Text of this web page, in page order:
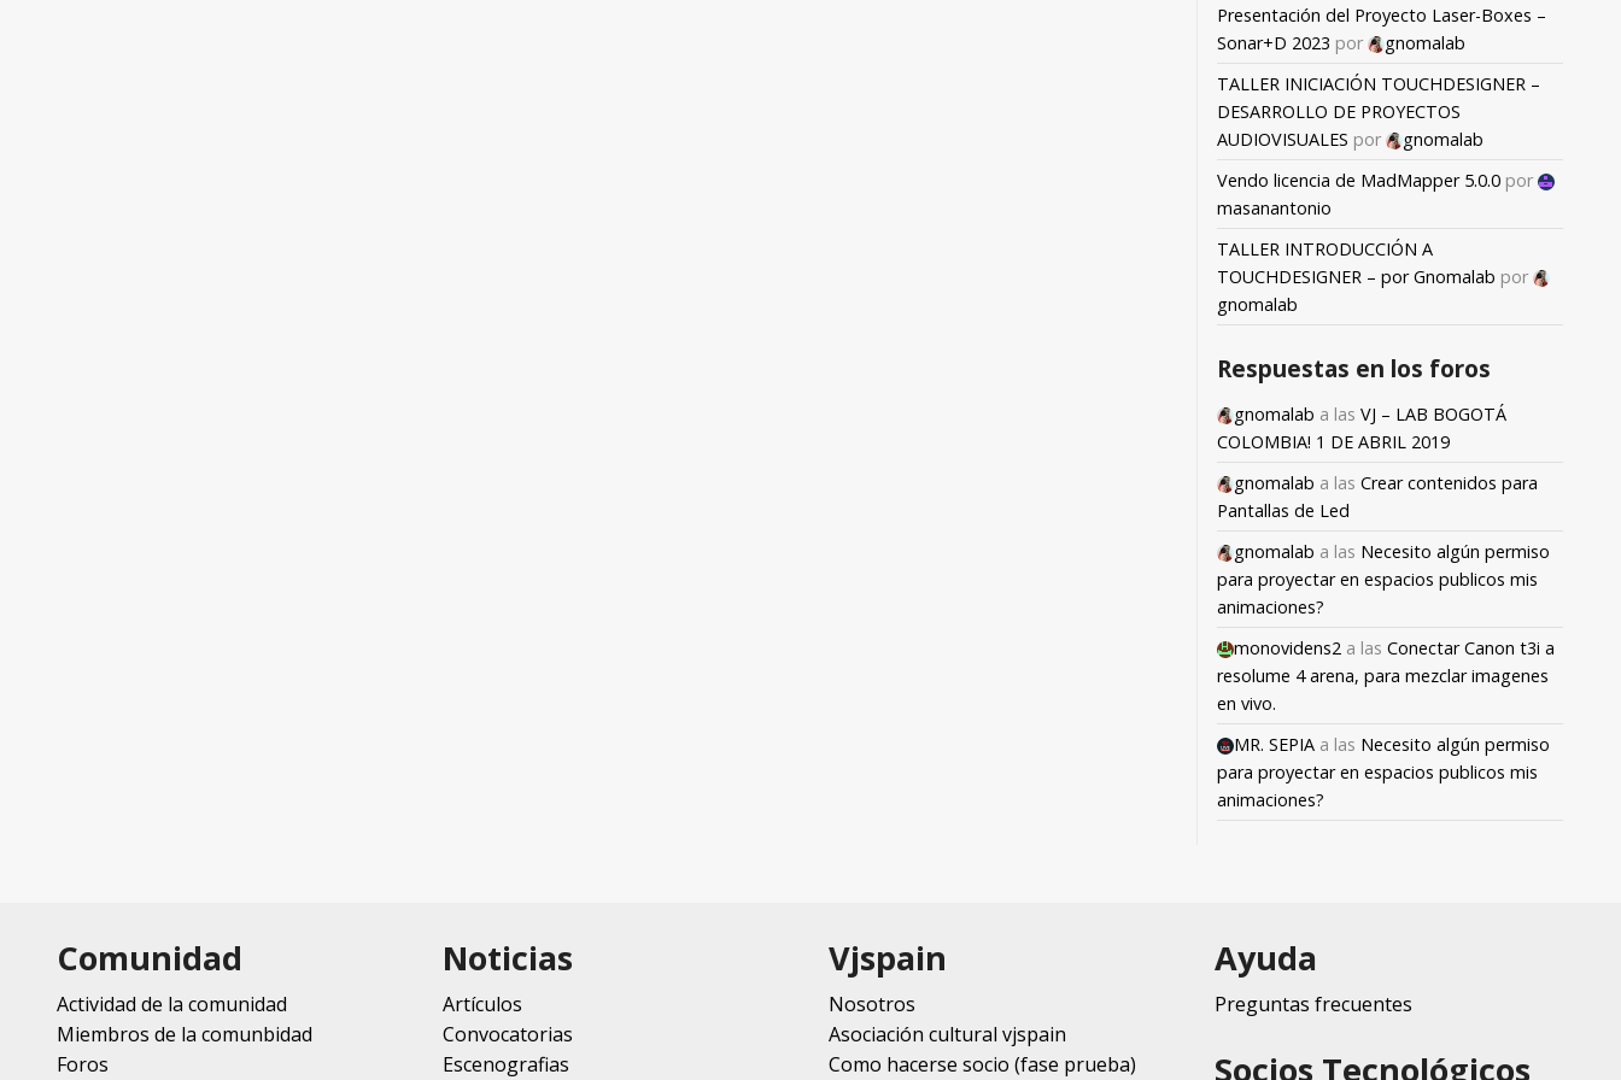
Presentación del Proyecto Laser-Boxes –
Sonar+D 2023 por
gnomalab
TALLER INICIACIÓN TOUCHDESIGNER –
DESARROLLO DE PROYECTOS
AUDIOVISUALES por
gnomalab
Vendo licencia de MadMapper 5.0.0 por
masanantonio
TALLER INTRODUCCIÓN A
TOUCHDESIGNER – por Gnomalab por
gnomalab
Respuestas en los foros
gnomalab a las VJ – LAB BOGOTÁ
COLOMBIA! 1 DE ABRIL 2019
gnomalab a las Crear contenidos para
Pantallas de Led
gnomalab a las Necesito algún permiso
para proyectar en espacios publicos mis
animaciones?
monovidens2 a las Conectar Canon t3i a
resolume 4 arena, para mezclar imagenes
en vivo.
MR. SEPIA a las Necesito algún permiso
para proyectar en espacios publicos mis
animaciones?
Comunidad
Actividad de la comunidad
Miembros de la comunbidad
Foros
Noticias
Artículos
Convocatorias
Escenografias
Vjspain
Nosotros
Asociación cultural vjspain
Como hacerse socio (fase prueba)
Ayuda
Preguntas frecuentes
Socios Tecnológicos